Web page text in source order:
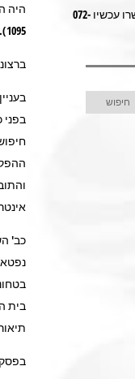
היה
1095).
בפני
כב'
בית
בפסק
לשיחה עם יועץ משכנתא התקשרו עכשיו 072-